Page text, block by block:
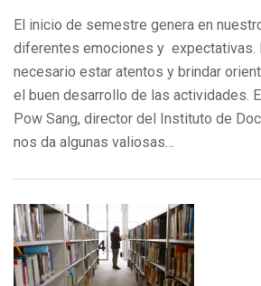
El inicio de semestre genera en
diferentes emociones y expectativas.
necesario estar atentos y brindar
el buen desarrollo de las actividades.
Pow Sang, director del Instituto de
nos da algunas valiosas…